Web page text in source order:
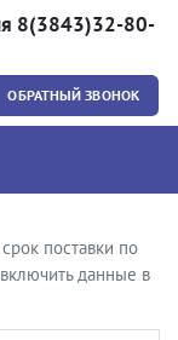
8(3843)32-80-
ОБРАТНЫЙ ЗВОНОК
поставки по
данные в